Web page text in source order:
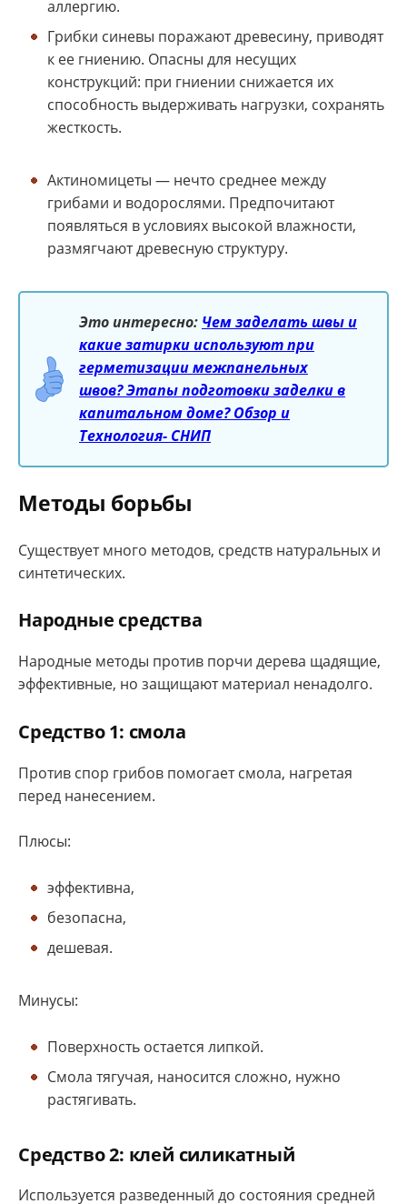
аллергию.
Грибки синевы поражают древесину, приводят
к ее гниению. Опасны для несущих
конструкций: при гниении снижается их
способность выдерживать нагрузки, сохранять
жесткость.
Актиномицеты — нечто среднее между
грибами и водорослями. Предпочитают
появляться в условиях высокой влажности,
размягчают древесную структуру.
Это интересно: Чем заделать швы и
какие затирки используют при
герметизации межпанельных
швов? Этапы подготовки заделки в
капитальном доме? Обзор и
Технология- СНИП
Методы борьбы
Существует много методов, средств натуральных и
синтетических.
Народные средства
Народные методы против порчи дерева щадящие,
эффективные, но защищают материал ненадолго.
Средство 1: смола
Против спор грибов помогает смола, нагретая
перед нанесением.
Плюсы:
эффективна,
безопасна,
дешевая.
Минусы:
Поверхность остается липкой.
Смола тягучая, наносится сложно, нужно
растягивать.
Средство 2: клей силикатный
Используется разведенный до состояния средней